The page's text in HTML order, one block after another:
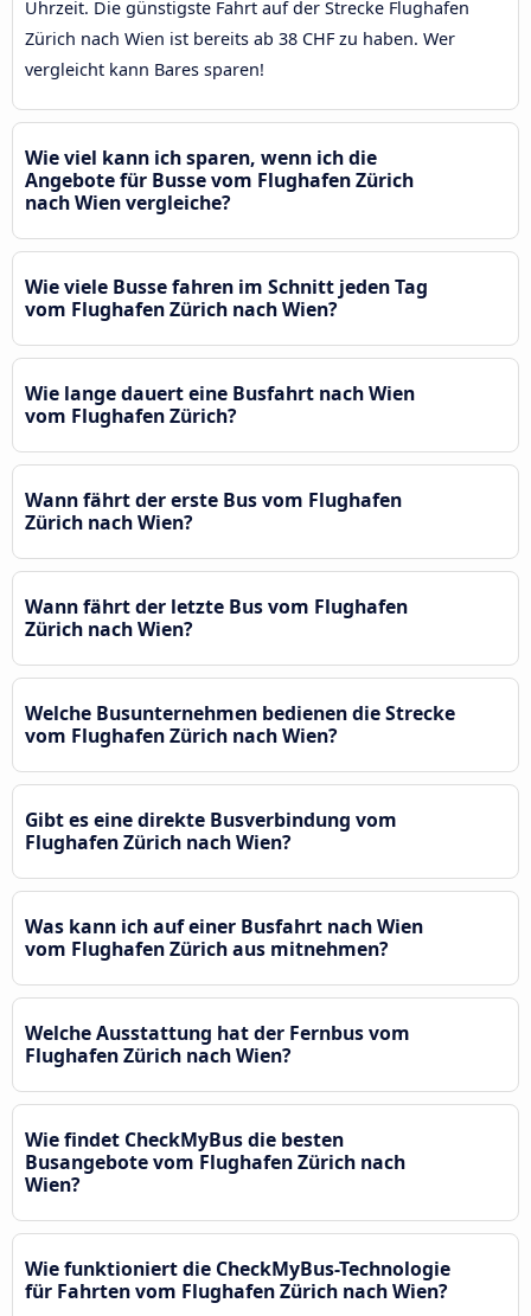
Uhrzeit. Die günstigste Fahrt auf der Strecke Flughafen
Zürich nach Wien ist bereits ab 38 CHF zu haben. Wer
vergleicht kann Bares sparen!
Wie viel kann ich sparen, wenn ich die
Angebote für Busse vom Flughafen Zürich
nach Wien vergleiche?
Wie viele Busse fahren im Schnitt jeden Tag
vom Flughafen Zürich nach Wien?
Wie lange dauert eine Busfahrt nach Wien
vom Flughafen Zürich?
Wann fährt der erste Bus vom Flughafen
Zürich nach Wien?
Wann fährt der letzte Bus vom Flughafen
Zürich nach Wien?
Welche Busunternehmen bedienen die Strecke
vom Flughafen Zürich nach Wien?
Gibt es eine direkte Busverbindung vom
Flughafen Zürich nach Wien?
Was kann ich auf einer Busfahrt nach Wien
vom Flughafen Zürich aus mitnehmen?
Welche Ausstattung hat der Fernbus vom
Flughafen Zürich nach Wien?
Wie findet CheckMyBus die besten
Busangebote vom Flughafen Zürich nach
Wien?
Wie funktioniert die CheckMyBus-Technologie
für Fahrten vom Flughafen Zürich nach Wien?